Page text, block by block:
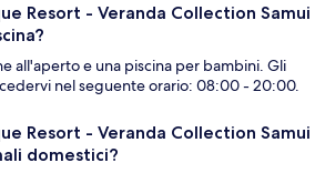
Resort - Veranda Collection Samui
all'aperto e una piscina per bambini. Gli
nel seguente orario: 08:00 - 20:00.
Resort - Veranda Collection Samui
domestici?